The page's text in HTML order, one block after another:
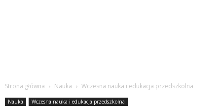
Strona główna Nauka Wczesna nauka i edukacja przedszkolna
Nauka Wczesna nauka i edukacja przedszkolna